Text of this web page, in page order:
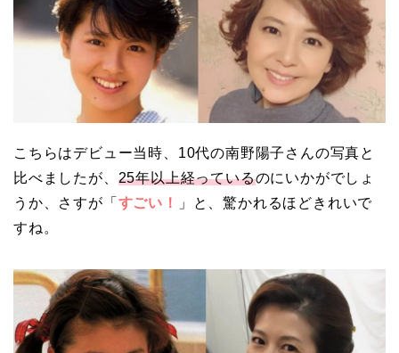
こちらはデビュー当時、10代の南野陽子さんの写真と
比べましたが、 25年以上経っているのにいかがでしょ
うか、さすが「 すごい！
」と、驚かれるほどきれいで
すね。